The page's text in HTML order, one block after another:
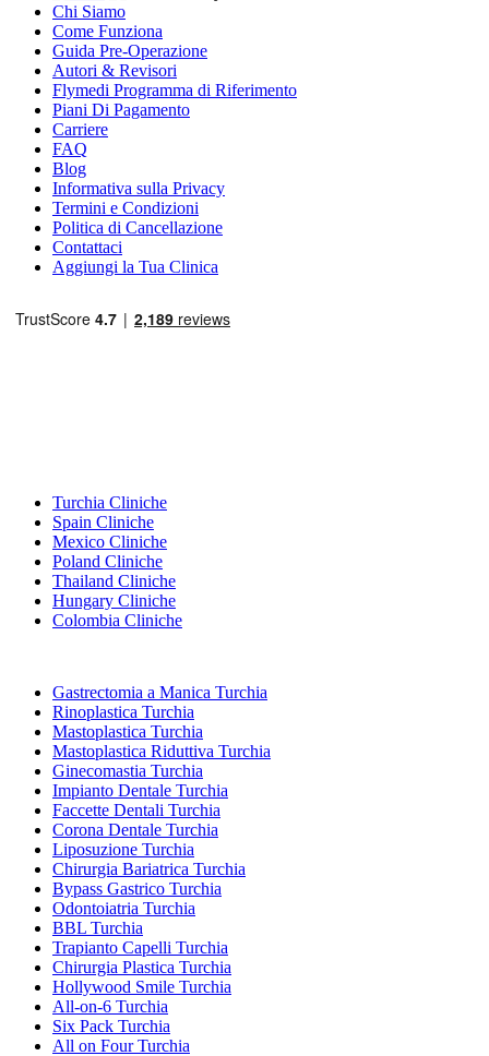
Chi Siamo
Come Funziona
Guida Pre-Operazione
Autori & Revisori
Flymedi Programma di Riferimento
Piani Di Pagamento
Carriere
FAQ
Blog
Informativa sulla Privacy
Termini e Condizioni
Politica di Cancellazione
Contattaci
Aggiungi la Tua Clinica
Turchia Cliniche
Spain Cliniche
Mexico Cliniche
Poland Cliniche
Thailand Cliniche
Hungary Cliniche
Colombia Cliniche
Gastrectomia a Manica Turchia
Rinoplastica Turchia
Mastoplastica Turchia
Mastoplastica Riduttiva Turchia
Ginecomastia Turchia
Impianto Dentale Turchia
Faccette Dentali Turchia
Corona Dentale Turchia
Liposuzione Turchia
Chirurgia Bariatrica Turchia
Bypass Gastrico Turchia
Odontoiatria Turchia
BBL Turchia
Trapianto Capelli Turchia
Chirurgia Plastica Turchia
Hollywood Smile Turchia
All-on-6 Turchia
Six Pack Turchia
All on Four Turchia